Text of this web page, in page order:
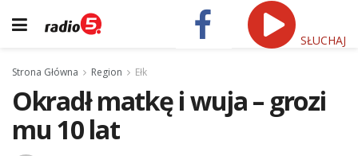
SŁUCHAJ
Strona Główna Region Ełk
Okradł matkę i wuja – grozi
mu 10 lat